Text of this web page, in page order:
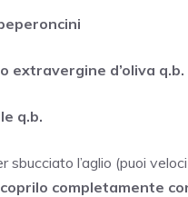
extravergine d’oliva q.b.
q.b.
sbucciato l’aglio (puoi
coprilo completamente